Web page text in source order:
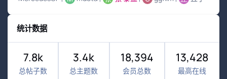
统计数据
7.8k
总帖子数
3.4k
总主题数
18,394
会员总数
13,428
最高在线